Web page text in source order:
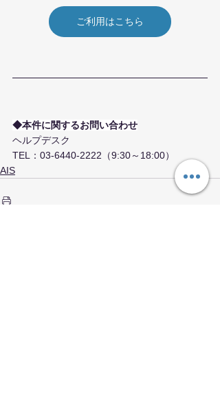
ご利用はこちら
◆本件に関するお問い合わせ
ヘルプデスク
TEL：03-6440-2222（9:30～18:00）
AIS